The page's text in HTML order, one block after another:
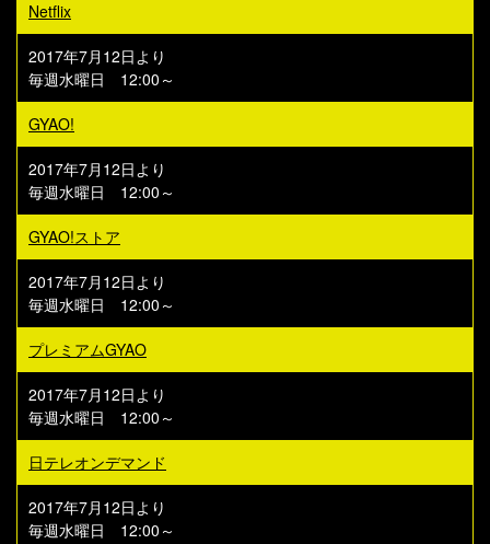
Netflix
2017年7月12日より
毎週水曜日 12:00～
GYAO!
2017年7月12日より
毎週水曜日 12:00～
GYAO!ストア
2017年7月12日より
毎週水曜日 12:00～
プレミアムGYAO
2017年7月12日より
毎週水曜日 12:00～
日テレオンデマンド
2017年7月12日より
毎週水曜日 12:00～